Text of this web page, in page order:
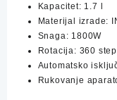
Kapacitet: 1.7 l
Materijal izrade:
Snaga: 1800W
Rotacija: 360
Automatsko
Rukovanje